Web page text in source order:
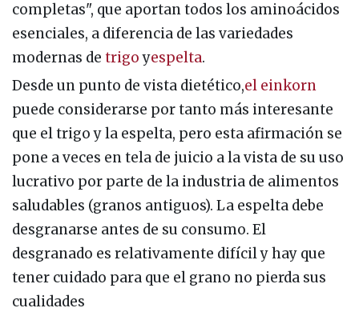
completas", que aportan todos los aminoácidos
esenciales, a diferencia de las variedades
modernas de trigoyespelta.
Desde un punto de vista dietético,el einkorn
puede considerarse por tanto más interesante
que el trigo y la espelta, pero esta afirmación se
pone a veces en tela de juicio a la vista de su uso
lucrativo por parte de la industria de alimentos
saludables (granos antiguos). La espelta debe
desgranarse antes de su consumo. El
desgranado es relativamente difícil y hay que
tener cuidado para que el grano no pierda sus
cualidades